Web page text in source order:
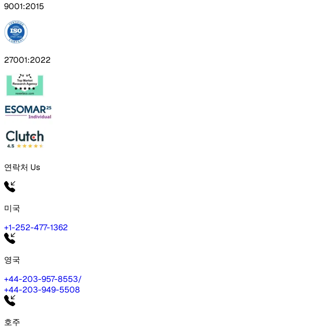
9001:2015
27001:2022
연락처 Us
미국
+1-252-477-1362
영국
+44-203-957-8553/
+44-203-949-5508
호주